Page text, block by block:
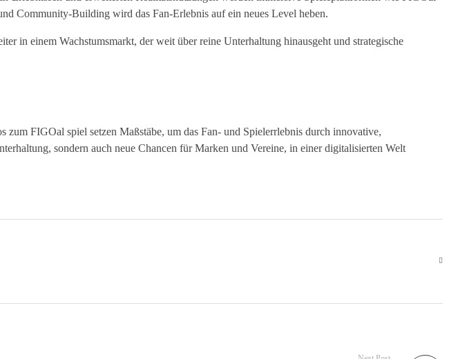
Community-Building wird das Fan-Erlebnis auf ein neues Level heben.
in einem Wachstumsmarkt, der weit über reine Unterhaltung hinausgeht und strategische
FIGOal spiel setzen Maßstäbe, um das Fan- und Spielerrlebnis durch innovative,
sondern auch neue Chancen für Marken und Vereine, in einer digitalisierten Welt